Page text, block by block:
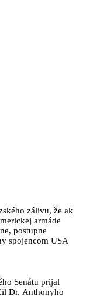
zálivu, že ak
armáde
postupne
spojencom USA
Senátu prijal
Dr. Anthonyho